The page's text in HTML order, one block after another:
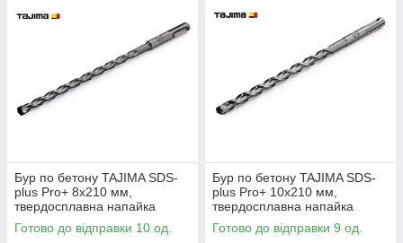
Бур по бетону TAJIMA SDS-
plus Pro+ 8x210 мм,
твердосплавна напайка
YG8C
Готово до відправки 10 од.
Бур по бетону TAJIMA SDS-
plus Pro+ 10x210 мм,
твердосплавна напайка
YG8C
Готово до відправки 9 од.